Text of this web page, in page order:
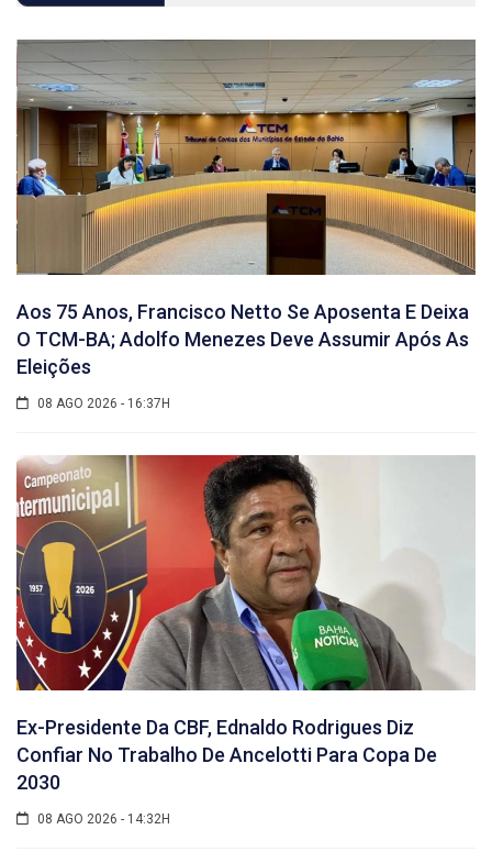
Aos 75 Anos, Francisco Netto Se Aposenta E Deixa
O TCM-BA; Adolfo Menezes Deve Assumir Após As
Eleições
08 AGO 2026 - 16:37H
Ex-Presidente Da CBF, Ednaldo Rodrigues Diz
Confiar No Trabalho De Ancelotti Para Copa De
2030
08 AGO 2026 - 14:32H